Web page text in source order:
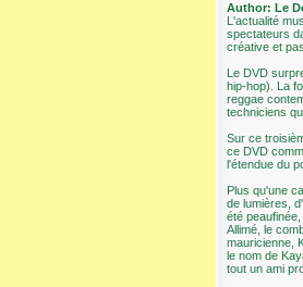
Author: Le
L'actualité
spectateurs
créative et
Le DVD
hip-hop). La
reggae
techniciens
Sur ce
ce DVD
l'étendue du
Plus qu'une
de lumières,
été
Allimé, le
mauricienne,
le nom de
tout un ami